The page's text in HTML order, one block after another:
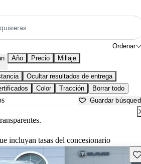
Ordenar
Año Precio Millaje
Ocultar resultados de entrega
Color Tracción Borrar todo
Guardar
incluyan tasas del concesionario